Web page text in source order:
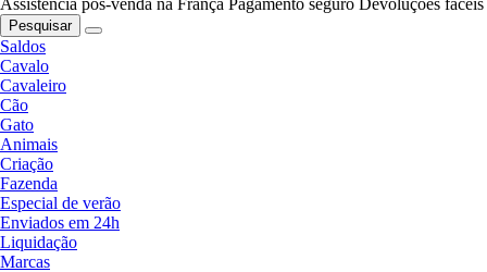
Pesquisar
Saldos
Cavalo
Cavaleiro
Cão
Gato
Animais
Criação
Fazenda
Especial de verão
Enviados em 24h
Liquidação
Marcas